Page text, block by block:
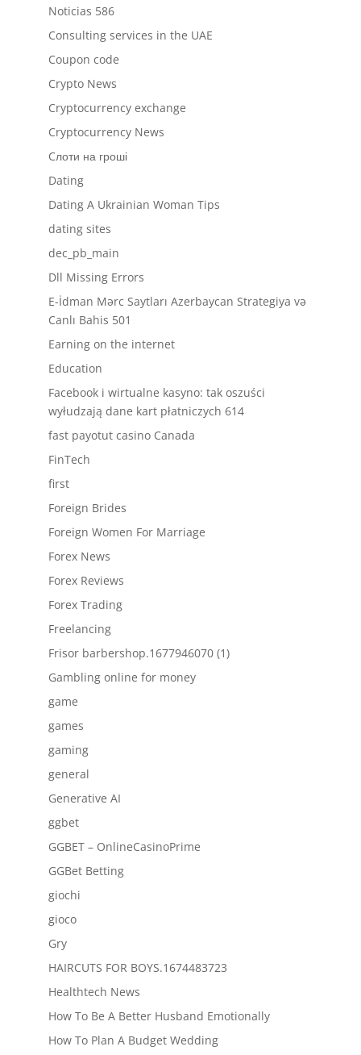
Noticias 586
Consulting services in the UAE
Coupon code
Crypto News
Cryptocurrency exchange
Cryptocurrency News
Cлоти на гроші
Dating
Dating A Ukrainian Woman Tips
dating sites
dec_pb_main
Dll Missing Errors
E-İdman Mərc Saytları Azerbaycan Strategiya və
Canlı Bahis 501
Earning on the internet
Education
Facebook i wirtualne kasyno: tak oszuści
wyłudzają dane kart płatniczych 614
fast payotut casino Canada
FinTech
first
Foreign Brides
Foreign Women For Marriage
Forex News
Forex Reviews
Forex Trading
Freelancing
Frisor barbershop.1677946070 (1)
Gambling online for money
game
games
gaming
general
Generative AI
ggbet
GGBET – OnlineCasinoPrime
GGBet Betting
giochi
gioco
Gry
HAIRCUTS FOR BOYS.1674483723
Healthtech News
How To Be A Better Husband Emotionally
How To Plan A Budget Wedding